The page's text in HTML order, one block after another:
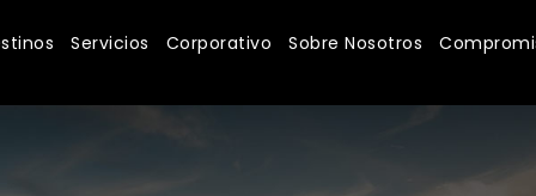
Servicios Corporativo Sobre Nosotros